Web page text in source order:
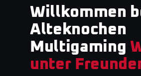
Willkommen
Alteknochen
Multigaming
unter